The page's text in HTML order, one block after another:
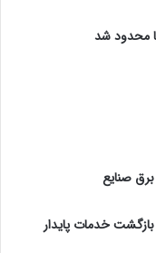
محدود شد
خدمات پایدار